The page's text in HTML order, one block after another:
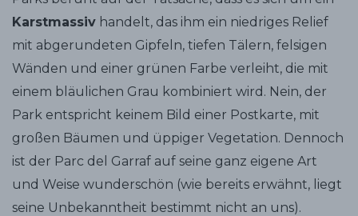
Karstmassiv handelt, das ihm ein niedriges Relief
mit abgerundeten Gipfeln, tiefen Tälern, felsigen
Wänden und einer grünen Farbe verleiht, die mit
einem bläulichen Grau kombiniert wird. Nein, der
Park entspricht keinem Bild einer Postkarte, mit
großen Bäumen und üppiger Vegetation. Dennoch
ist der Parc del Garraf auf seine ganz eigene Art
und Weise wunderschön (wie bereits erwähnt, liegt
seine Unbekanntheit bestimmt nicht an uns).